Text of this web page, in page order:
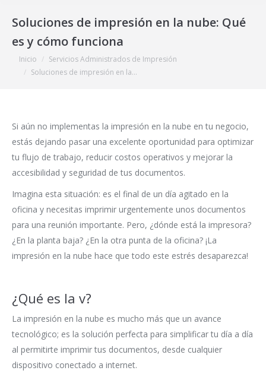
Soluciones de impresión en la nube: Qué
es y cómo funciona
Estás aquí:
Inicio
Servicios Administrados de Impresión
Soluciones de impresión en la…
Si aún no implementas la impresión en la nube en tu negocio,
estás dejando pasar una excelente oportunidad para optimizar
tu flujo de trabajo, reducir costos operativos y mejorar la
accesibilidad y seguridad de tus documentos.
Imagina esta situación: es el final de un día agitado en la
oficina y necesitas imprimir urgentemente unos documentos
para una reunión importante. Pero, ¿dónde está la impresora?
¿En la planta baja? ¿En la otra punta de la oficina? ¡La
impresión en la nube hace que todo este estrés desaparezca!
¿Qué es la v?
La impresión en la nube es mucho más que un avance
tecnológico; es la solución perfecta para simplificar tu día a día
al permitirte imprimir tus documentos, desde cualquier
dispositivo conectado a internet.